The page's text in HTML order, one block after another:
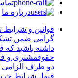
درباره ما
قوانین و
گرامی ضمن
داشته باشید که
حقوقمشتری و
دو طرف الزامی
قبول شرایط